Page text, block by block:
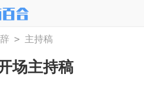
> 主持稿
场主持稿